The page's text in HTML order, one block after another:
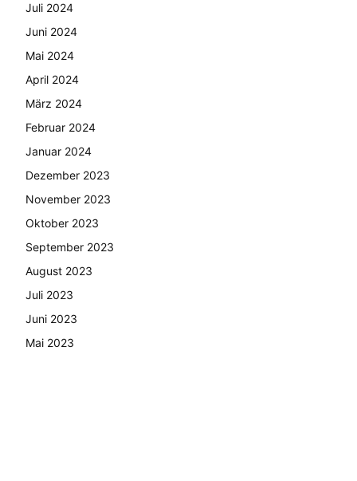
Juli 2024
Juni 2024
Mai 2024
April 2024
März 2024
Februar 2024
Januar 2024
Dezember 2023
November 2023
Oktober 2023
September 2023
August 2023
Juli 2023
Juni 2023
Mai 2023